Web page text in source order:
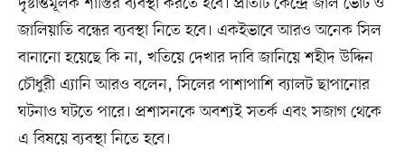
জালিয়াতি বন্ধের ব্যবস্থা নিতে হবে। একইভাবে আরও অনেক সিল
বানানো হয়েছে কি না, খতিয়ে দেখার দাবি জানিয়ে শহীদ উদ্দিন
চৌধুরী এ্যানি আরও বলেন, সিলের পাশাপাশি ব্যালট ছাপানোর
ঘটনাও ঘটতে পারে। প্রশাসনকে অবশ্যই সতর্ক এবং সজাগ থেকে
এ বিষয়ে ব্যবস্থা নিতে হবে।